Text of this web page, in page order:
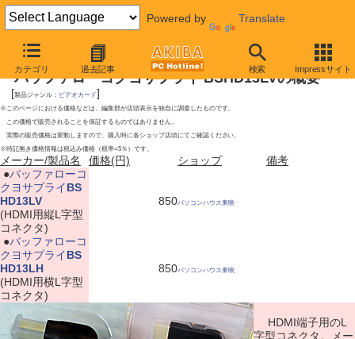
Powered by Translate
カテゴリ 過去記事 検索 Impressサイト
2009年11月21日号
バッファローコクヨサプライ BSHD13LVの概要
[製品ジャンル： ビデオカード]
※このページにおける価格などは、編集部が店頭表示を独自に調査したものです。
この価格で販売されることを保証するものではありません。
実際の販売価格は変動しますので、購入時に各ショップ店頭にてご確認ください。
※特記無き価格情報は税込み価格（税率=5％）です。
メーカー/製品名 価格(円) ショップ
備考
●バッファローコ
クヨサプライBS
HD13LV
(HDMI用縦L字型
コネクタ)
850パソコンハウス東映
●バッファローコ
クヨサプライBS
HD13LH
(HDMI用横L字型
コネクタ)
850パソコンハウス東映
HDMI端子用のL
字型コネクタ。メー